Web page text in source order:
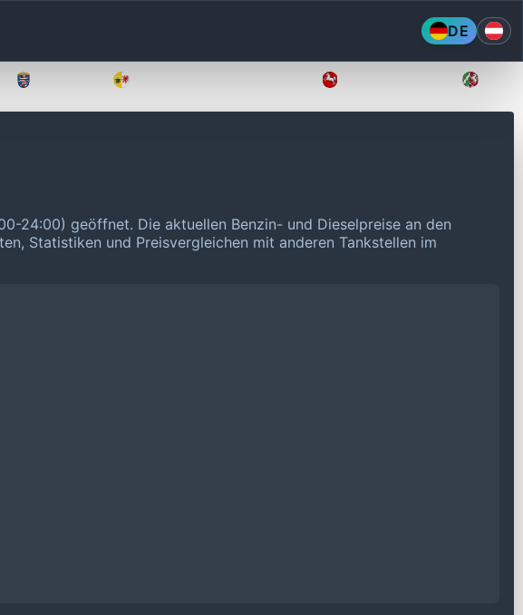
DE
24:00) geöffnet. Die aktuellen Benzin- und Dieselpreise an den
Statistiken und Preisvergleichen mit anderen Tankstellen im